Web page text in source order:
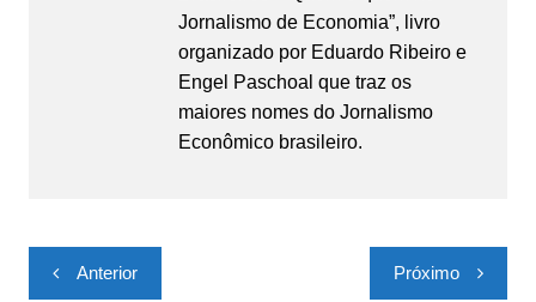
Jornalismo de Economia”, livro
organizado por Eduardo Ribeiro e
Engel Paschoal que traz os
maiores nomes do Jornalismo
Econômico brasileiro.
Navegação
Anterior Próximo